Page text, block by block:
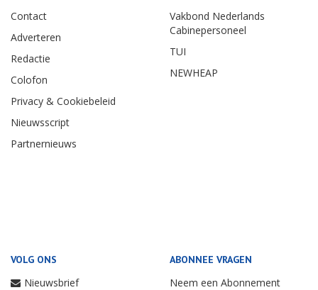
Contact
Adverteren
Redactie
Colofon
Privacy & Cookiebeleid
Nieuwsscript
Partnernieuws
Vakbond Nederlands
Cabinepersoneel
TUI
NEWHEAP
VOLG ONS
Nieuwsbrief
ABONNEE VRAGEN
Neem een Abonnement